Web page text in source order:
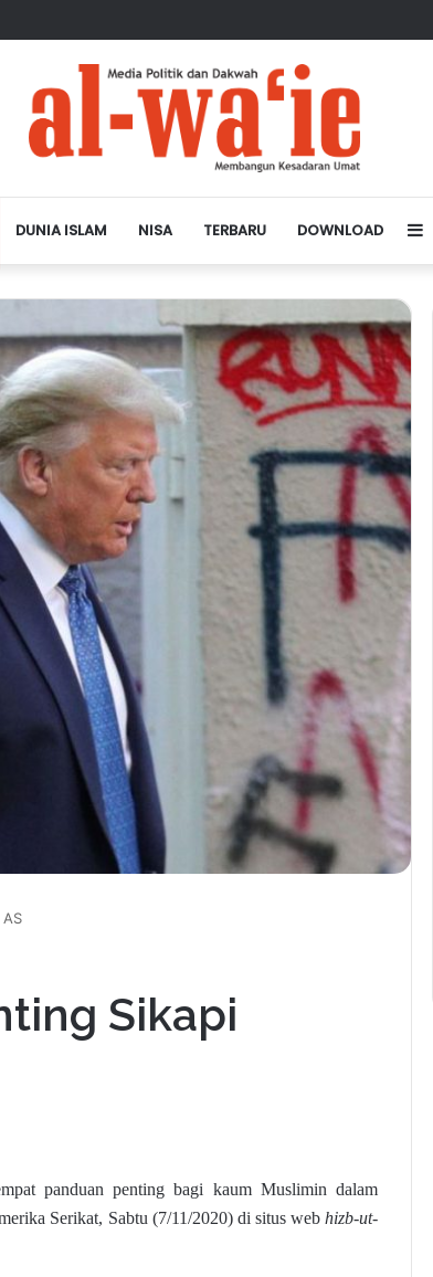
Dunia Islam
DUNIA ISLAM NISA TERBARU DOWNLOAD
Sikapi
panduan penting bagi kaum Muslimin dalam
Serikat, Sabtu (7/11/2020) di situs webhizb-ut-